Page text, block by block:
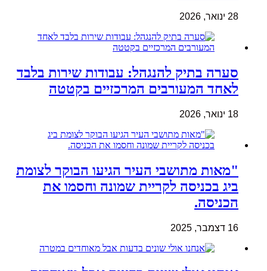
28 ינואר, 2026
סערה בתיק להנגהל: עבודות שירות בלבד
לאחד המעורבים המרכזיים בקטטה
18 ינואר, 2026
"מאות מתושבי העיר הגיעו הבוקר לצומת
ביג בכניסה לקריית שמונה וחסמו את
הכניסה.
16 דצמבר, 2025